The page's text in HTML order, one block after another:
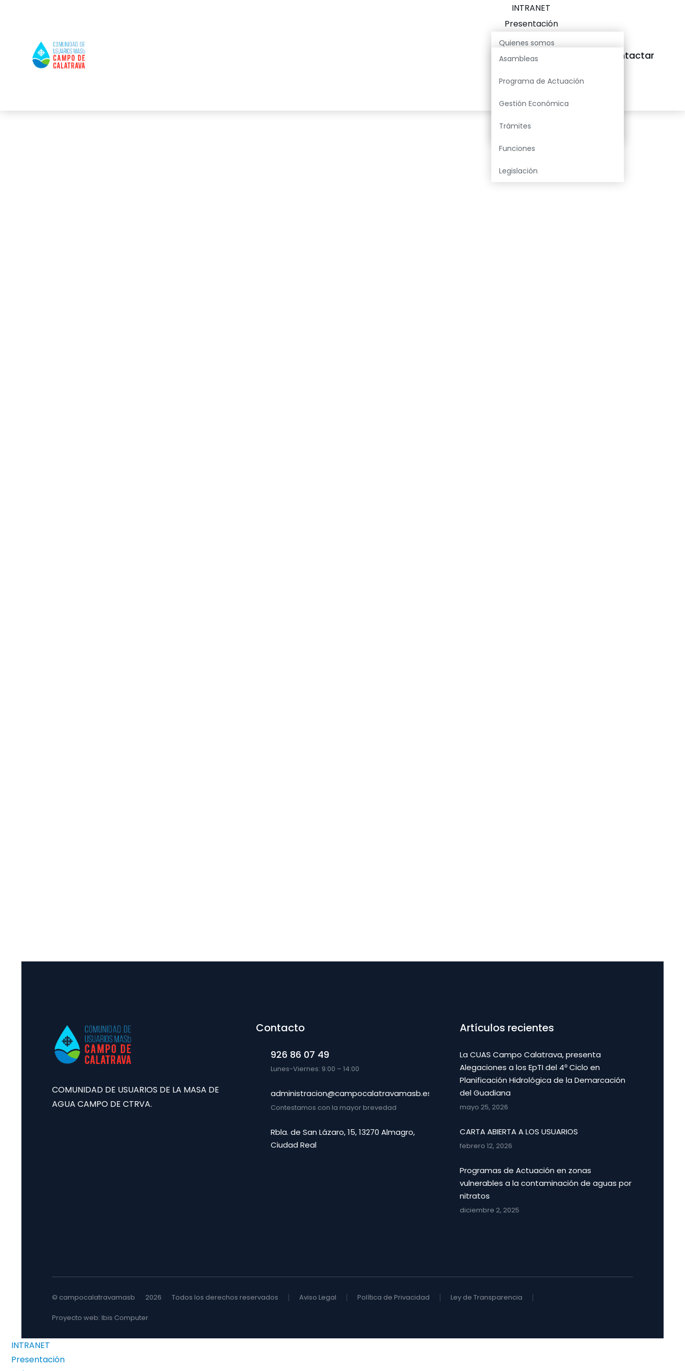
INTRANET
Presentación
Quienes somos
Estatutos
Información
Asambleas
Programa de Actuación
Gestión Económica
Trámites
Funciones
Legislación
Recursos Hídricos
Contadores
Juntas Explotación
Contactar
COMUNIDAD DE USUARIOS DE LA MASA DE
AGUA CAMPO DE CTRVA.
Contacto
926 86 07 49
Lunes-Viernes: 9:00 – 14:00
administracion@campocalatravamasb.es
Contestamos con la mayor brevedad
Rbla. de San Lázaro, 15, 13270 Almagro,
Ciudad Real
Artículos recientes
La CUAS Campo Calatrava, presenta
Alegaciones a los EpTI del 4º Ciclo en
Planificación Hidrológica de la Demarcación
del Guadiana
mayo 25, 2026
CARTA ABIERTA A LOS USUARIOS
febrero 12, 2026
Programas de Actuación en zonas
vulnerables a la contaminación de aguas por
nitratos
diciembre 2, 2025
© campocalatravamasb 2026 Todos los derechos reservados Aviso Legal Política de Privacidad Ley de Transparencia
Proyecto web: Ibis Computer
INTRANET
Presentación